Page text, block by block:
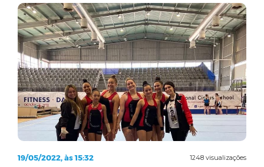
1248 visualizações
19/05/2022, às 15:32